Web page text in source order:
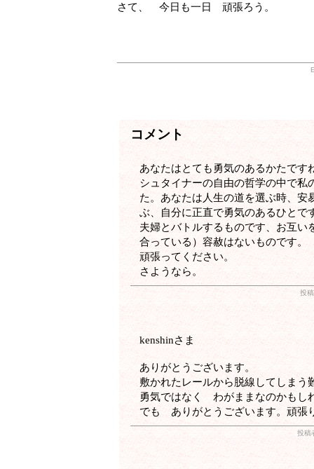
さて、 今日も一日 頑張ろう。
コメント
あなたはとても勇気のあるかたです
シュタイナーの自由の哲学の中で私
た。あなたは人生の道を選ぶ時、安
ぶ、自分に正直で勇気のあるひとで
夫婦とバトルするものです、お互い
合っている）容赦はないものです。
頑張ってください。
さようなら。
投
kenshinさま
ありがとうございます。
敷かれたレールから脱線してしまう
勇気ではなく わがままなのかもし
でも ありがとうございます。頑張
投稿